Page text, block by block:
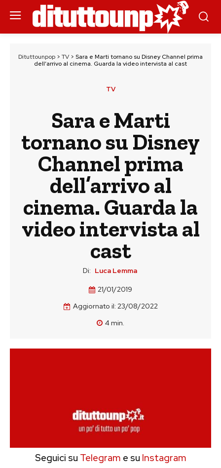
Dituttounpop > TV > Sara e Marti tornano su Disney Channel prima
dell’arrivo al cinema. Guarda la video intervista al cast
TV
Sara e Marti
tornano su Disney
Channel prima
dell’arrivo al
cinema. Guarda la
video intervista al
cast
Di: Luca Lemma
21/01/2019
Aggiornato il: 23/08/2022
4min.
Seguici su Telegram e su Instagram